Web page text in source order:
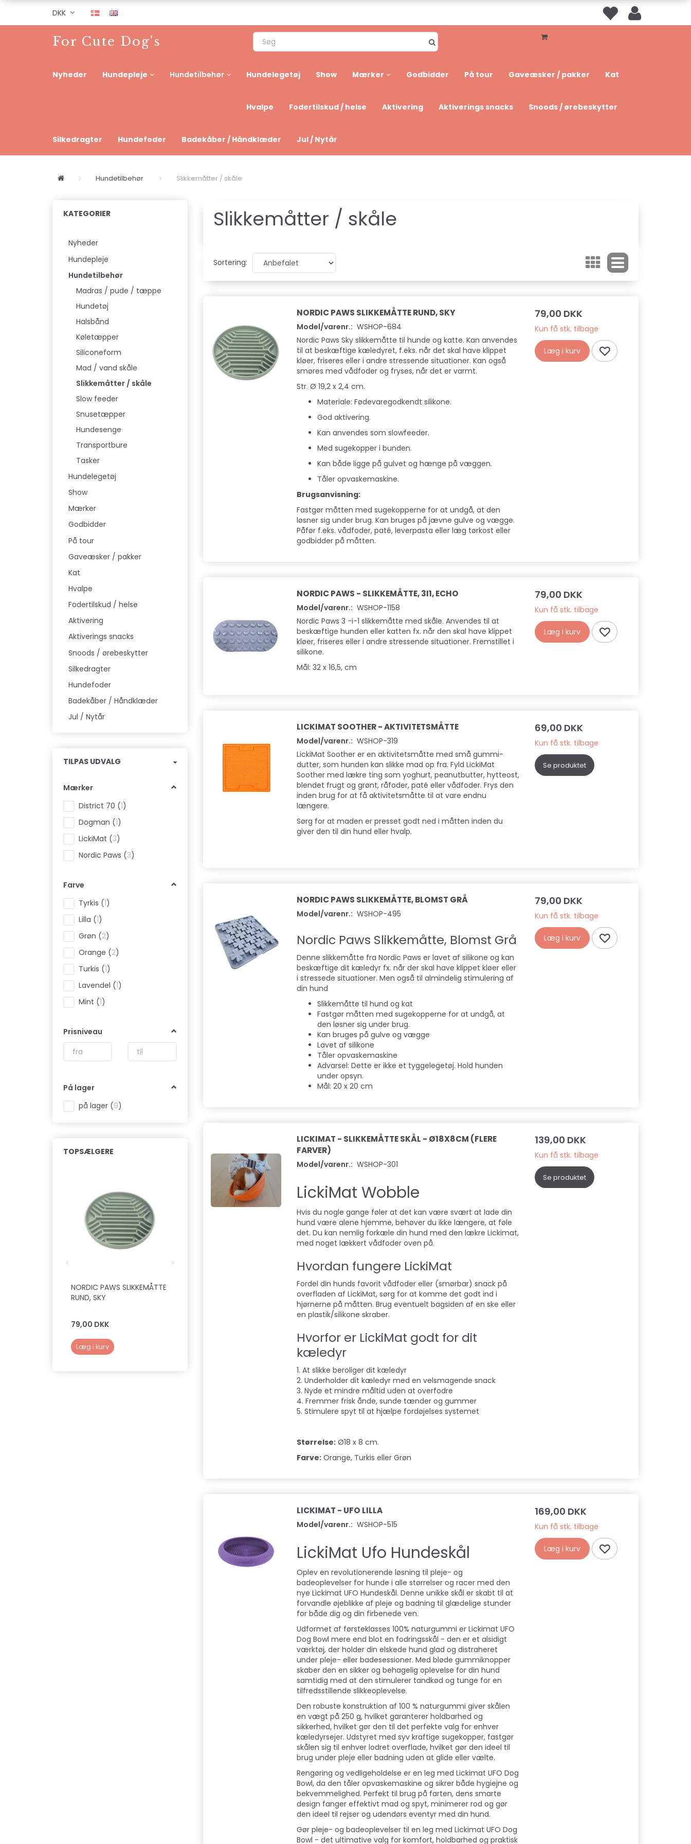
DKK
For Cute Dog's
Nyheder Hundepleje Hundetilbehør Hundelegetøj Show Mærker Godbidder På tour Gaveæsker / pakker Kat
Hvalpe Fodertilskud / helse Aktivering Aktiverings snacks Snoods / ørebeskytter
Silkedragter Hundefoder Badekåber / Håndklæder Jul / Nytår
Hundetilbehør Slikkemåtter / skåle
KATEGORIER
Nyheder
Hundepleje
Hundetilbehør
Madras / pude / tæppe
Hundetøj
Halsbånd
Køletæpper
Siliconeform
Mad / vand skåle
Slikkemåtter / skåle
Slow feeder
Snusetæpper
Hundesenge
Transportbure
Tasker
Hundelegetøj
Show
Mærker
Godbidder
På tour
Gaveæsker / pakker
Kat
Hvalpe
Fodertilskud / helse
Aktivering
Aktiverings snacks
Snoods / ørebeskytter
Silkedragter
Hundefoder
Badekåber / Håndklæder
Jul / Nytår
TILPAS UDVALG
Mærker
District 70 (1)
Dogman (1)
LickiMat (3)
Nordic Paws (3)
Farve
Tyrkis (1)
Lilla (1)
Grøn (2)
Orange (2)
Turkis (1)
Lavendel (1)
Mint (1)
Prisniveau
På lager
på lager (9)
TOPSÆLGERE
NORDIC PAWS SLIKKEMÅTTE
RUND, SKY
79,00 DKK
Læg i kurv
LICKIMAT SOOTHER -
AKTIVITETSMÅTTE
Se produktet
NORDIC PAWS SLIKKEMÅTTE,
BLOMST GRÅ
Læg i kurv
Slikkemåtter / skåle
Sortering:
NORDIC PAWS SLIKKEMÅTTE RUND, SKY
Model/varenr.: WSHOP-684
Nordic Paws Sky slikkemåtte til hunde og katte. Kan anvendes
til at beskæftige kæledyret, f.eks. når det skal have klippet
kløer, friseres eller i andre stressende situationer. Kan også
smøres med vådfoder og fryses, når det er varmt.
Str. Ø 19,2 x 2,4 cm.
Materiale: Fødevaregodkendt silikone.
God aktivering.
Kan anvendes som slowfeeder.
Med sugekopper i bunden.
Kan både ligge på gulvet og hænge på væggen.
Tåler opvaskemaskine.
Brugsanvisning:
Fastgør måtten med sugekopperne for at undgå, at den
løsner sig under brug. Kan bruges på jævne gulve og vægge.
Påfør f.eks. vådfoder, paté, leverpasta eller læg tørkost eller
godbidder på måtten.
79,00 DKK
Kun få stk. tilbage
Læg i kurv
NORDIC PAWS - SLIKKEMÅTTE, 3I1, ECHO
Model/varenr.: WSHOP-1158
Nordic Paws 3 -i-1 slikkemåtte med skåle. Anvendes til at
beskæftige hunden eller katten fx. når den skal have klippet
kløer, friseres eller i andre stressende situationer. Fremstillet i
silikone.
Mål: 32 x 16,5, cm
79,00 DKK
Kun få stk. tilbage
Læg i kurv
LICKIMAT SOOTHER - AKTIVITETSMÅTTE
Model/varenr.: WSHOP-319
LickiMat Soother er en aktivitetsmåtte med små gummi-
dutter, som hunden kan slikke mad op fra. Fyld LickiMat
Soother med lækre ting som yoghurt, peanutbutter, hytteost,
blendet frugt og grønt, råfoder, paté eller vådfoder. Frys den
inden brug for at få aktivitetsmåtte til at vare endnu
længere.
Sørg for at maden er presset godt ned i måtten inden du
giver den til din hund eller hvalp.
69,00 DKK
Kun få stk. tilbage
Se produktet
NORDIC PAWS SLIKKEMÅTTE, BLOMST GRÅ
Model/varenr.: WSHOP-495
Nordic Paws Slikkemåtte, Blomst Grå
Denne slikkemåtte fra Nordic Paws er lavet af silikone og kan
beskæftige dit kæledyr fx. når der skal have klippet kløer eller
i stressede situationer. Men også til almindelig stimulering af
din hund
Slikkemåtte til hund og kat
Fastgør måtten med sugekopperne for at undgå, at
den løsner sig under brug.
Kan bruges på gulve og vægge
Lavet af silikone
Tåler opvaskemaskine
Advarsel: Dette er ikke et tyggelegetøj. Hold hunden
under opsyn.
Mål: 20 x 20 cm
79,00 DKK
Kun få stk. tilbage
Læg i kurv
LICKIMAT - SLIKKEMÅTTE SKÅL - Ø18X8CM (FLERE
FARVER)
Model/varenr.: WSHOP-301
LickiMat Wobble
Hvis du nogle gange føler at det kan være svært at lade din
hund være alene hjemme, behøver du ikke længere, at føle
det. Du kan nemlig forkæle din hund med den lækre Lickimat,
med noget lækkert vådfoder oven på.
Hvordan fungere LickiMat
Fordel din hunds favorit vådfoder eller (smørbar) snack på
overfladen af LickiMat, sørg for at komme det godt ind i
hjørnerne på måtten. Brug eventuelt bagsiden af en ske eller
en plastik/silikone skraber.
Hvorfor er LickiMat godt for dit
kæledyr
1. At slikke beroliger dit kæledyr
2. Underholder dit kæledyr med en velsmagende snack
3. Nyde et mindre måltid uden at overfodre
4. Fremmer frisk ånde, sunde tænder og gummer
5. Stimulere spyt til at hjælpe fordøjelses systemet
Størrelse: Ø18 x 8 cm.
Farve: Orange, Turkis eller Grøn
139,00 DKK
Kun få stk. tilbage
Se produktet
LICKIMAT - UFO LILLA
Model/varenr.: WSHOP-515
LickiMat Ufo Hundeskål
Oplev en revolutionerende løsning til pleje- og
badeoplevelser for hunde i alle størrelser og racer med den
nye Lickimat UFO Hundeskål. Denne unikke skål er skabt til at
forvandle øjeblikke af pleje og badning til glædelige stunder
for både dig og din firbenede ven.
Udformet af førsteklasses 100% naturgummi er Lickimat UFO
Dog Bowl mere end blot en fodringsskål - den er et alsidigt
værktøj, der holder din elskede hund glad og distraheret
under pleje- eller badesessioner. Med bløde gummiknopper
skaber den en sikker og behagelig oplevelse for din hund
samtidig med at den stimulerer tandkød og tunge for en
tilfredsstillende slikkeoplevelse.
Den robuste konstruktion af 100 % naturgummi giver skålen
en vægt på 250 g, hvilket garanterer holdbarhed og
sikkerhed, hvilket gør den til det perfekte valg for enhver
kæledyrsejer. Udstyret med syv kraftige sugekopper, fastgør
skålen sig til enhver lodret overflade, hvilket gør den ideel til
brug under pleje eller badning uden at glide eller vælte.
Rengøring og vedligeholdelse er en leg med Lickimat UFO Dog
Bowl, da den tåler opvaskemaskine og sikrer både hygiejne og
bekvemmelighed. Perfekt til brug på farten, dens smarte
design fanger effektivt mad og spyt, minimerer rod og gør
den ideel til rejser og udendørs eventyr med din hund.
Gør pleje- og badeoplevelser til en leg med Lickimat UFO Dog
Bowl - det ultimative valg for komfort, holdbarhed og praktisk
169,00 DKK
Kun få stk. tilbage
Læg i kurv